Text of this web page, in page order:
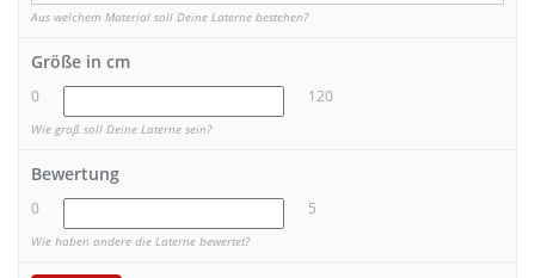
Aus welchem Material soll Deine Laterne bestehen?
Größe in cm
0 120
Wie groß soll Deine Laterne sein?
Bewertung
0 5
Wie haben andere die Laterne bewertet?